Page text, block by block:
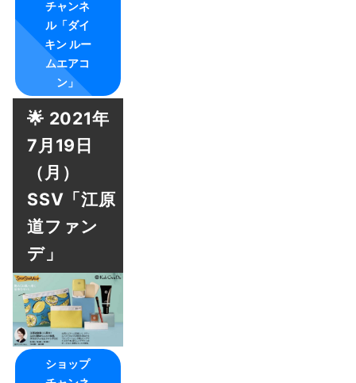
チャンネ
ル「ダイ
キン ルー
ムエアコ
ン」
🌟 2021年
7月19日
（月）
SSV「江原
道ファン
デ」
ショップ